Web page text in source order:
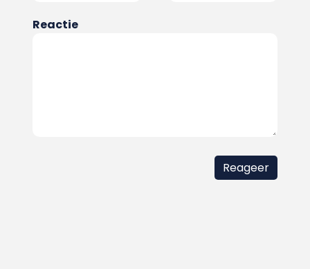
Reactie